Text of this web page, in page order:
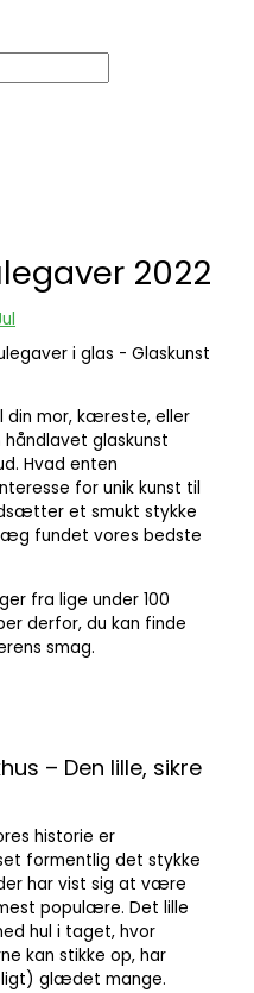
2022
din mor, kæreste, eller
håndlavet glaskunst
Hvad enten
for unik kunst til
et smukt stykke
fundet vores bedste
fra lige under 100
derfor, du kan finde
smag.
– Den lille, sikre
historie er
formentlig det stykke
har vist sig at være
populære. Det lille
hul i taget, hvor
kan stikke op, har
glædet mange.